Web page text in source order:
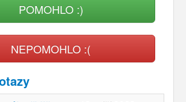
POMOHLO :)
NEPOMOHLO :(